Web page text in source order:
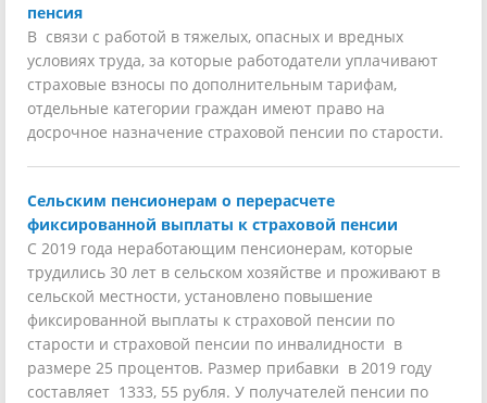
пенсия
В связи с работой в тяжелых, опасных и вредных
условиях труда, за которые работодатели уплачивают
страховые взносы по дополнительным тарифам,
отдельные категории граждан имеют право на
досрочное назначение страховой пенсии по старости.
Сельским пенсионерам о перерасчете
фиксированной выплаты к страховой пенсии
С 2019 года неработающим пенсионерам, которые
трудились 30 лет в сельском хозяйстве и проживают в
сельской местности, установлено повышение
фиксированной выплаты к страховой пенсии по
старости и страховой пенсии по инвалидности в
размере 25 процентов. Размер прибавки в 2019 году
составляет 1333, 55 рубля. У получателей пенсии по